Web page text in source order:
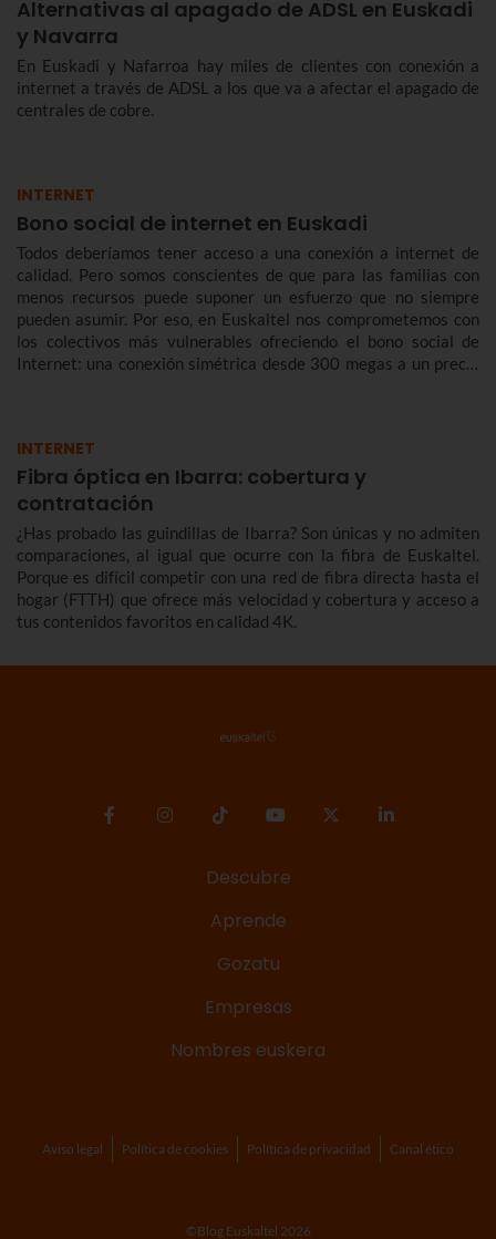
Alternativas al apagado de ADSL en Euskadi
y Navarra
En Euskadi y Nafarroa hay miles de clientes con conexión a
internet a través de ADSL a los que va a afectar el apagado de
centrales de cobre.
INTERNET
Bono social de internet en Euskadi
Todos deberíamos tener acceso a una conexión a internet de
calidad. Pero somos conscientes de que para las familias con
menos recursos puede suponer un esfuerzo que no siempre
pueden asumir. Por eso, en Euskaltel nos comprometemos con
los colectivos más vulnerables ofreciendo el bono social de
Internet: una conexión simétrica desde 300 megas a un precio
INTERNET
Fibra óptica en Ibarra: cobertura y
contratación
¿Has probado las guindillas de Ibarra? Son únicas y no admiten
comparaciones, al igual que ocurre con la fibra de Euskaltel.
Porque es difícil competir con una red de fibra directa hasta el
hogar (FTTH) que ofrece más velocidad y cobertura y acceso a
tus contenidos favoritos en calidad 4K.
Descubre
Aprende
Gozatu
Empresas
Nombres euskera
Aviso legal Política de cookies Política de privacidad Canal ético
©Blog Euskaltel 2026